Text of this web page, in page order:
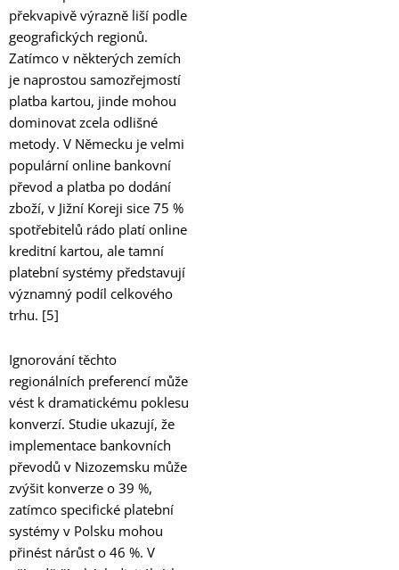
překvapivě výrazně liší podle
geografických regionů.
Zatímco v některých zemích
je naprostou samozřejmostí
platba kartou, jinde mohou
dominovat zcela odlišné
metody. V Německu je velmi
populární online bankovní
převod a platba po dodání
zboží, v Jižní Koreji sice 75 %
spotřebitelů rádo platí online
kreditní kartou, ale tamní
platební systémy představují
významný podíl celkového
trhu. [5]
Ignorování těchto
regionálních preferencí může
vést k dramatickému poklesu
konverzí. Studie ukazují, že
implementace bankovních
převodů v Nizozemsku může
zvýšit konverze o 39 %,
zatímco specifické platební
systémy v Polsku mohou
přinést nárůst o 46 %. V